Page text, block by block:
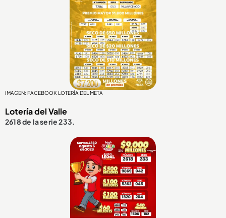
IMAGEN: FACEBOOK LOTERÍA DEL META
Lotería del Valle
2618 de la serie 233.